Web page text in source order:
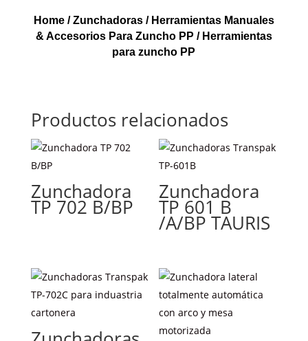
Home/Zunchadoras/ Herramientas Manuales
& Accesorios Para Zuncho PP / Herramientas
para zuncho PP
Productos relacionados
Zunchadora
TP 702 B/BP
Zunchadora
TP 601 B
/A/BP TAURIS